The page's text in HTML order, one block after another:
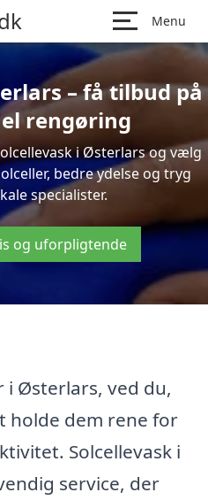
Menu
– få tilbud på
rengøring
i Østerlars og vælg
bedre ydelse og tryg
specialister.
og uforpligtende
i Østerlars, ved du,
holde dem rene for
Solcellevask i
service, der